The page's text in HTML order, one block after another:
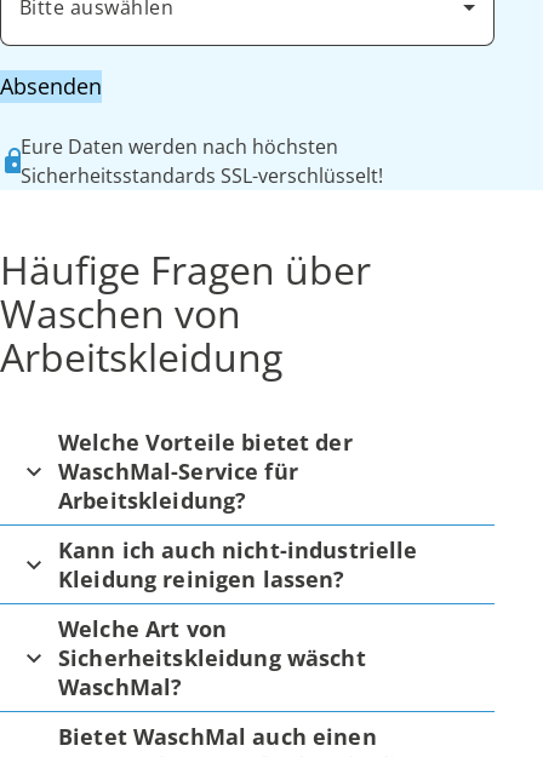
Bitte auswählen
Absenden
Eure Daten werden nach höchsten
Sicherheitsstandards SSL-verschlüsselt!
Häufige Fragen über
Waschen von
Arbeitskleidung
Welche Vorteile bietet der
WaschMal-Service für
Arbeitskleidung?
Kann ich auch nicht-industrielle
Kleidung reinigen lassen?
Welche Art von
Sicherheitskleidung wäscht
WaschMal?
Bietet WaschMal auch einen